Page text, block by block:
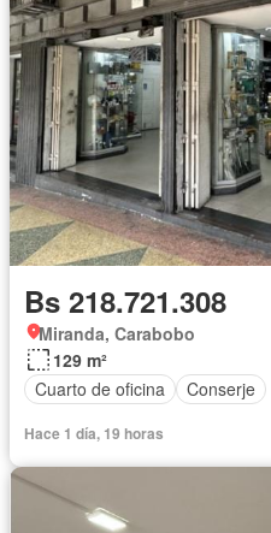
Bs 218.721.308
Miranda, Carabobo
129 m²
Cuarto de oficina
Conserje
Hace 1 día, 19 horas